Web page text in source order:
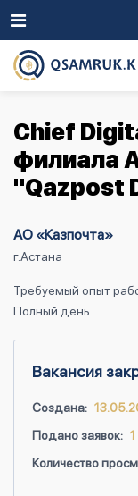
Chief
филиала
"Qazpost
АО «Казпочта»
г.Астана
Требуемый опыт
Полный день
Вакансия
Создана:
Подано заявок: 1
Количество